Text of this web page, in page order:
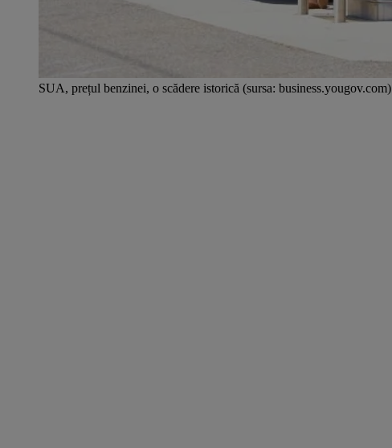
SUA, prețul benzinei, o scădere istorică (sursa: business.yougov.com)